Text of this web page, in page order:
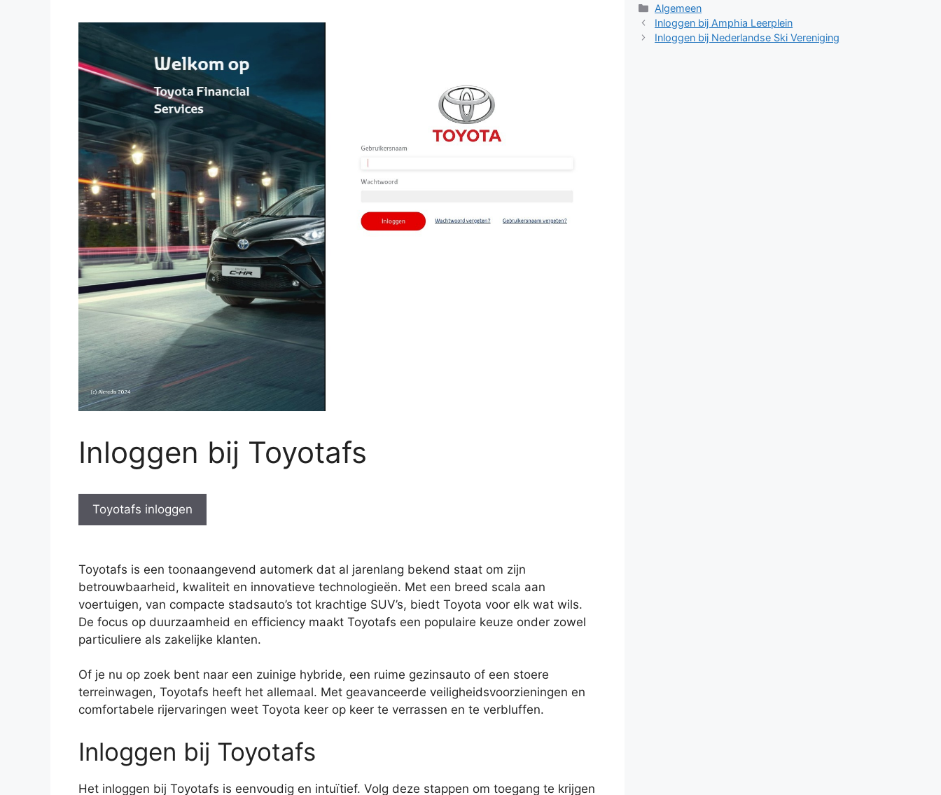
Inloggen bij Toyotafs
Toyotafs inloggen
Toyotafs is een toonaangevend automerk dat al jarenlang bekend staat om zijn
betrouwbaarheid, kwaliteit en innovatieve technologieën. Met een breed scala aan
voertuigen, van compacte stadsauto’s tot krachtige SUV’s, biedt Toyota voor elk wat wils.
De focus op duurzaamheid en efficiency maakt Toyotafs een populaire keuze onder zowel
particuliere als zakelijke klanten.
Of je nu op zoek bent naar een zuinige hybride, een ruime gezinsauto of een stoere
terreinwagen, Toyotafs heeft het allemaal. Met geavanceerde veiligheidsvoorzieningen en
comfortabele rijervaringen weet Toyota keer op keer te verrassen en te verbluffen.
Inloggen bij Toyotafs
Het inloggen bij Toyotafs is eenvoudig en intuïtief. Volg deze stappen om toegang te krijgen
Categorieën
Algemeen
Inloggen bij Amphia Leerplein
Inloggen bij Nederlandse Ski Vereniging